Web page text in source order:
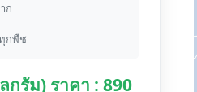
ก
กพืช
กรัม) ราคา : 890